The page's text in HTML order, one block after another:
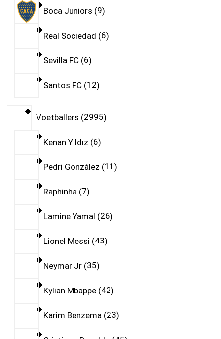
Boca Juniors 9
Real Sociedad 6
Sevilla FC 6
Santos FC 12
Voetballers 2995
Kenan Yıldız 6
Pedri González 11
Raphinha 7
Lamine Yamal 26
Lionel Messi 43
Neymar Jr 35
Kylian Mbappe 42
Karim Benzema 23